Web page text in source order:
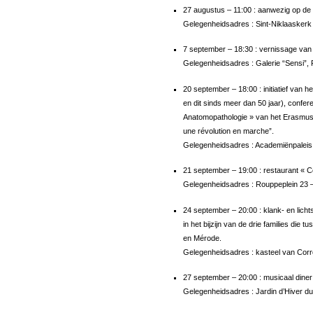
27 augustus – 11:00 : aanwezig op
Gelegenheidsadres : Sint-
7 september – 18:30 : vernissage
Gelegenheidsadres : Galerie
20 september – 18:00 : initiatief van
en dit sinds meer dan 50 jaar),
Anatomopathologie » van het
une révolution en marche”.
Gelegenheidsadres :
21 september – 19:00 : restaurant «
Gelegenheidsadres : Rouppeplein 23
24 september – 20:00 : klank- en
in het bijzijn van de drie families die
en Mérode.
Gelegenheidsadres : kasteel van
27 september – 20:00 : musicaal
Gelegenheidsadres : Jardin d’Hiver